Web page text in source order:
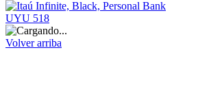
UYU 518
Volver arriba